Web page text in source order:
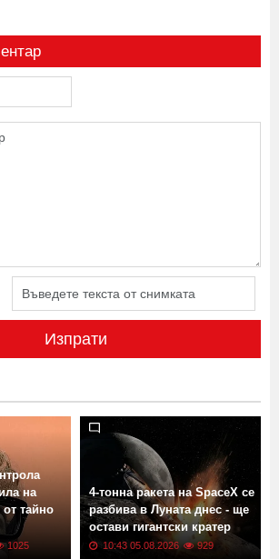
Изпрати
на
от тайно
1025
4-тонна ракета на SpaceX се
разбива в Луната днес - ще
остави гигантски кратер
10:43 05.08.2026 929